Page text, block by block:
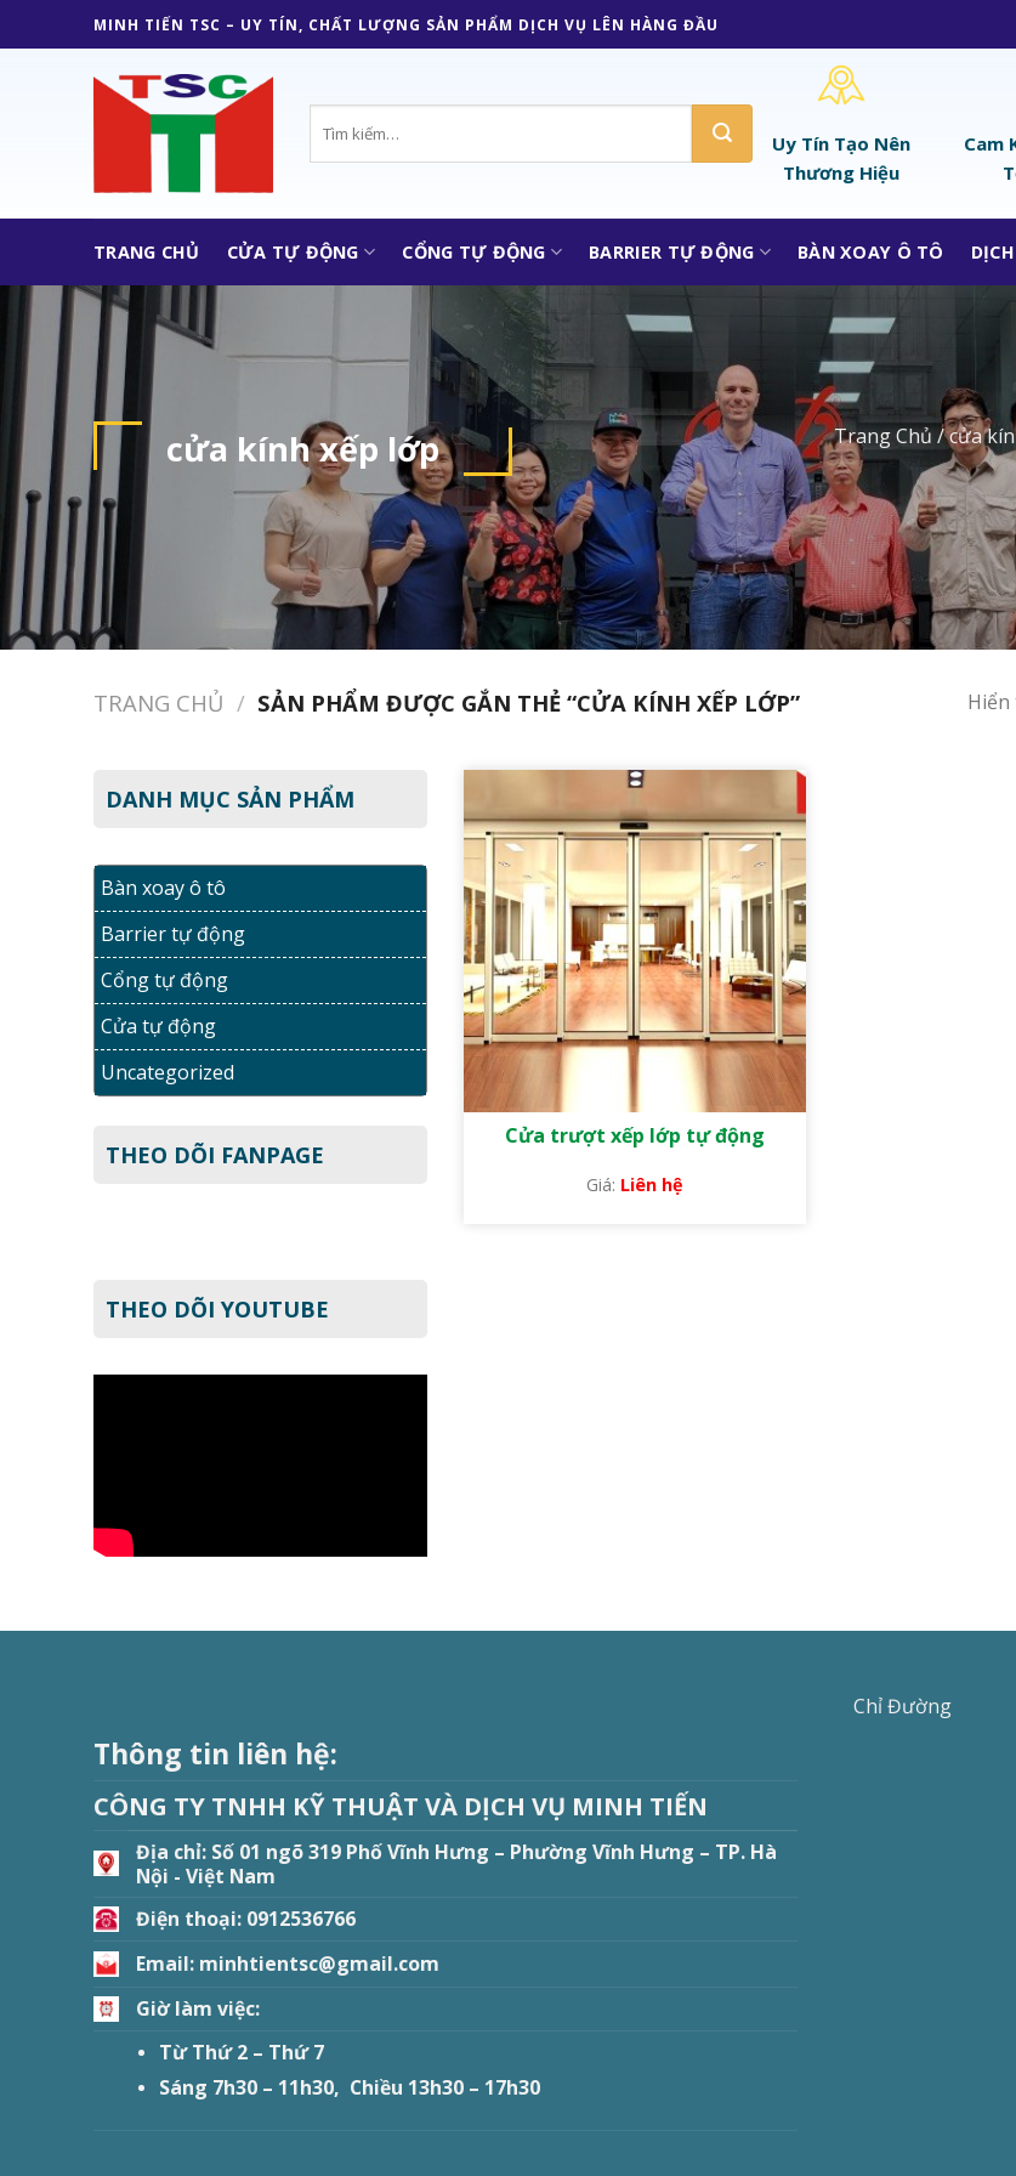
to
MINH TIẾN TSC – UY TÍN, CHẤT LƯỢNG SẢN PHẨM DỊCH VỤ LÊN HÀNG ĐẦU
kiếm:
Uy Tín Tạo Nên
Thương Hiệu
Cam
TRANG CHỦ CỬA TỰ ĐỘNG CỔNG TỰ ĐỘNG BARRIER TỰ ĐỘNG BÀN XOAY Ô TÔ
cửa kính xếp lớp Trang Chủ /cửa
TRANG CHỦ / SẢN PHẨM ĐƯỢC GẮN THẺ “CỬA KÍNH XẾP LỚP”
DANH MỤC SẢN PHẨM
Bàn xoay ô tô
Barrier tự động
Cổng tự động
Cửa tự động
Uncategorized
THEO DÕI FANPAGE
THEO DÕI YOUTUBE
Cửa trượt xếp lớp tự động
Liên hệ
Thông tin liên hệ:
CÔNG TY TNHH KỸ THUẬT VÀ DỊCH VỤ MINH TIẾN
Địa chỉ: Số 01 ngõ 319 Phố Vĩnh Hưng – Phường Vĩnh Hưng – TP. Hà
Nội - Việt Nam
Điện thoại: 0912536766
Email: minhtientsc@gmail.com
Giờ làm việc:
Từ Thứ 2 – Thứ 7
Sáng 7h30 – 11h30, Chiều 13h30 – 17h30
Chỉ Đường